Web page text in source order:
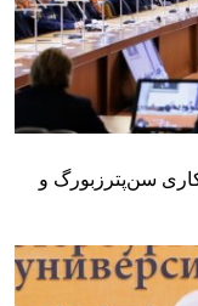
سن‌پترزبورگ و